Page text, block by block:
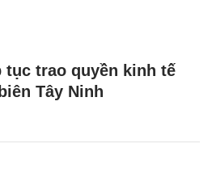
tục trao quyền kinh tế
Tây Ninh